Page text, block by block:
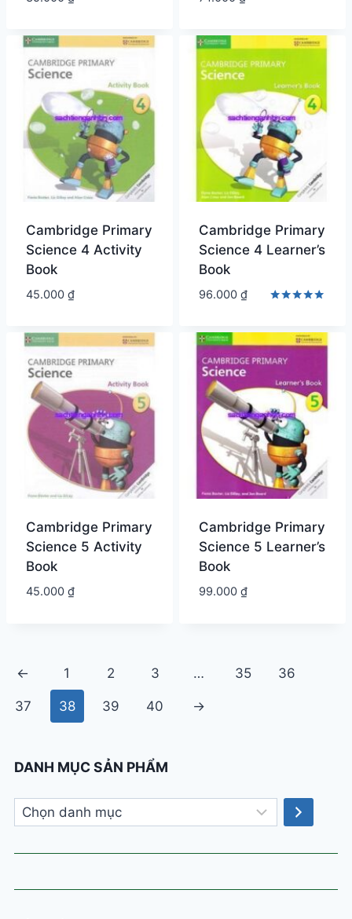
Cambridge Primary
Science 4 Activity
Book
45.000 ₫
Cambridge Primary
Science 4 Learner’s
Book
5.00
5 sao
96.000 ₫
Cambridge Primary
Science 5 Activity
Book
45.000 ₫
Cambridge Primary
Science 5 Learner’s
Book
99.000 ₫
← 1 2 3 … 35 36
37 38 39 40 →
DANH MỤC SẢN PHẨM
Chọn
danh
mục